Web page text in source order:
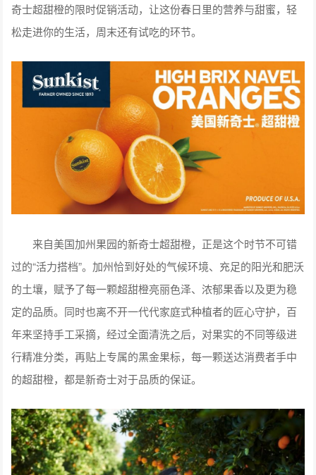
奇士超甜橙的限时促销活动，让这份春日里的营养与甜蜜，轻
松走进你的生活，周末还有试吃的环节。
来自美国加州果园的新奇士超甜橙，正是这个时节不可错
过的“活力搭档”。加州恰到好处的气候环境、充足的阳光和肥沃
的土壤，赋予了每一颗超甜橙亮丽色泽、浓郁果香以及更为稳
定的品质。同时也离不开一代代家庭式种植者的匠心守护，百
年来坚持手工采摘，经过全面清洗之后，对果实的不同等级进
行精准分类，再贴上专属的黑金果标，每一颗送达消费者手中
的超甜橙，都是新奇士对于品质的保证。